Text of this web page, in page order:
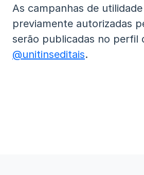
As campanhas de
previamente autorizadas
serão publicadas no perfil
@unitinseditais.